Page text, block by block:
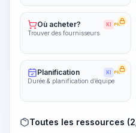
Où acheter? KI PRO
Trouver des fournisseurs
Planification KI PRO
Durée & planification d’équipe
Toutes les ressources